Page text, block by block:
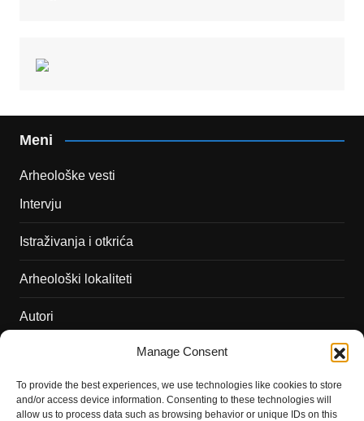
Manage Consent
To provide the best experiences, we use technologies like cookies to store
and/or access device information. Consenting to these technologies will
allow us to process data such as browsing behavior or unique IDs on this
Meni
Arheološke vesti
Intervju
Istraživanja i otkrića
Arheološki lokaliteti
Autori
Dešavanja